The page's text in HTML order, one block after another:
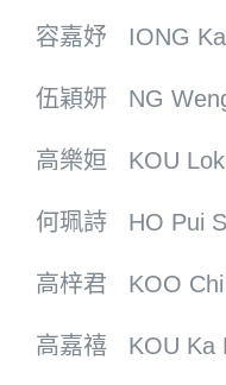
容嘉妤 IONG
伍穎妍 NG
高樂姮 KOU
何珮詩 HO Pui
高梓君 KOO Chi
高嘉禧 KOU Ka